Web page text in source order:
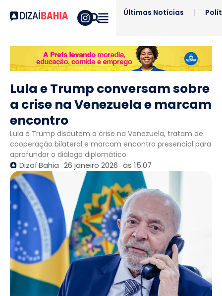
Últimas Notícias
Lula e Trump conversam sobre
a crise na Venezuela e marcam
encontro
Lula e Trump discutem a crise na Venezuela, tratam de
cooperação bilateral e marcam encontro presencial para
aprofundar o diálogo diplomático.
Dizaí Bahia 26 janeiro 2026 às 15:07